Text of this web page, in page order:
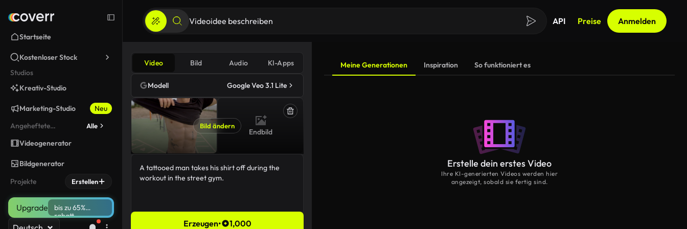
Startseite
Kostenloser Stock
Studios
Kreativ-Studio
Marketing-Studio
Neu
Angeheftete
Alle
Videogenerator
Bildgenerator
Projekte
Erstellen
Upgrade
bis zu 65%
rabatt
API Preise Anmelden
Video Bild Audio KI-Apps
Modell Google Veo 3.1 Lite
Bild ändern
Endbild
Erzeugen• 1,000
Meine Generationen Inspiration So funktioniert es
Erstelle dein erstes Video
Ihre KI-generierten Videos werden hier
angezeigt, sobald sie fertig sind.